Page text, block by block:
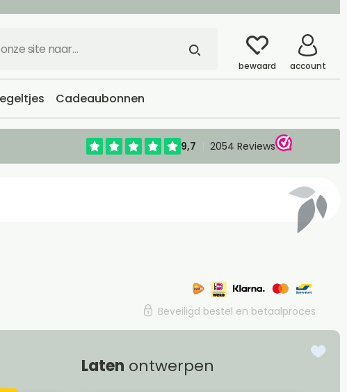
bewaard account
Cadeaubonnen
Beveiligd bestel en betaalproces
Laten ontwerpen